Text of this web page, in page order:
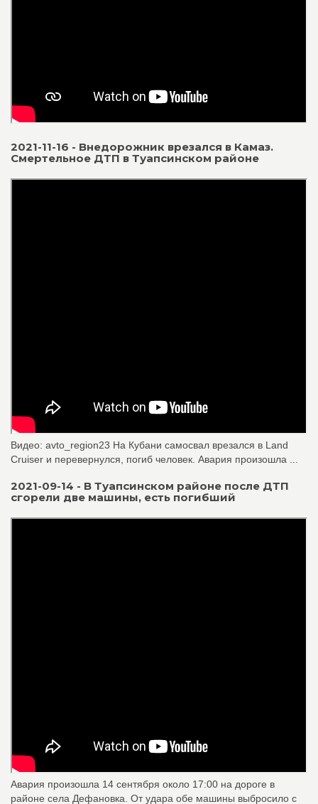
2021-11-16 - Внедорожник врезался в Камаз.
Смертельное ДТП в Туапсинском районе
Видео: avto_region23 На Кубани самосвал врезался в Land
Cruiser и перевернулся, погиб человек. Авария произошла ...
2021-09-14 - В Туапсинском районе после ДТП
сгорели две машины, есть погибший
Авария произошла 14 сентября около 17:00 на дороге в
районе села Дефановка. От удара обе машины выбросило с